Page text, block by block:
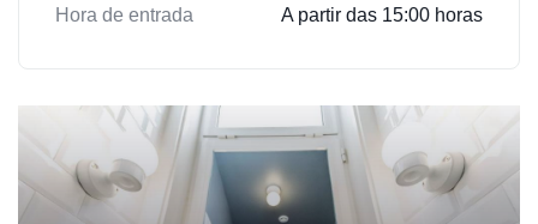
Hora de entrada A partir das 15:00 horas